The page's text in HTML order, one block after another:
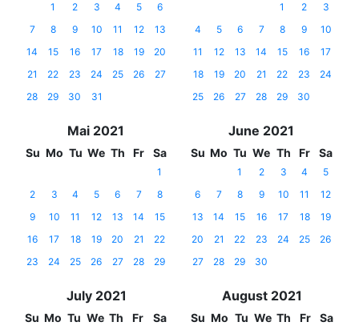
1 2 3 4 5
6
7
8 9 10 11 12
13
14
15 16 17 18 19
20
21
22 23 24 25 26
27
28
29 30 31
1 2
3
4
5 6 7 8 9
10
11
12 13 14 15 16
17
18
19 20 21 22 23
24
25
26 27 28 29 30
Mai 2021
Su Mo Tu We Th Fr Sa
1
2
3 4 5 6 7
8
9
10 11 12 13 14
15
16
17 18 19 20 21
22
23
24 25 26 27 28 29
June 2021
Su Mo Tu We Th Fr Sa
1 2 3 4
5
6
7 8 9 10 11
12
13
14 15 16 17 18
19
20
21 22 23 24 25
26
27
28 29 30
July 2021
Su Mo Tu We Th Fr Sa
August 2021
Su Mo Tu We Th Fr Sa